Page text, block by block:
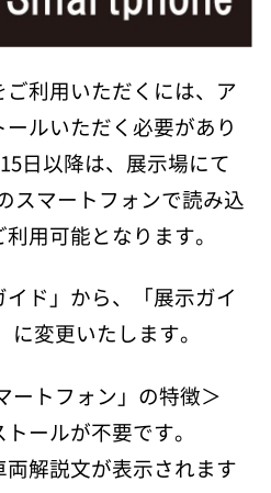
利用いただくには、ア
ルいただく必要があり
日以降は、展示場にて
スマートフォンで読み込
用可能となります。
ド」から、「展示ガイ
変更いたします。
ートフォン」の特徴＞
ールが不要です。
両解説文が表示されます